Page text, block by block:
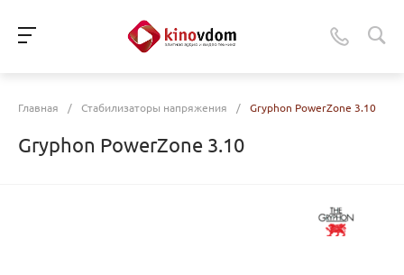
Главная / Стабилизаторы напряжения / Gryphon PowerZone 3.10
Gryphon PowerZone 3.10